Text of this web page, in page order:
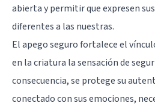
abierta y permitir que expresen
diferentes a las nuestras.
El apego seguro fortalece el
en la criatura la sensación de
consecuencia, se protege su
conectado con sus emociones,